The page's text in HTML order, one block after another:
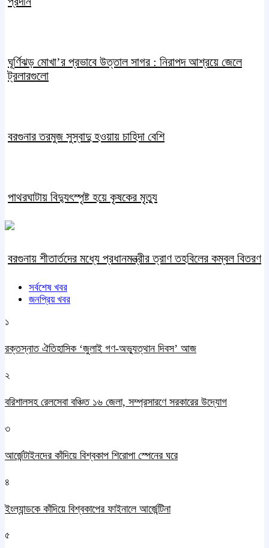
ঘূর্ণিঝড় মোখা’র প্রভাবে উত্তাল সাগর : নিরাপদ আশ্রয়ে জেলে
ট্রলারগুলো
বরগুনার তরমুজ সুস্বাদু হওয়ায় চাহিদা বেশি
পাথরঘাটায় বিদ্যুৎস্পৃষ্ট হয়ে কৃষকের মৃত্যু
বরগুনায় শীতার্তদের মধ্যে প্রধানমন্ত্রীর ত্রাণ তহবিলের কম্বল বিতরণ
সর্বশেষ খবর
জনপ্রিয় খবর
১
রক্তস্নাত ঐতিহাসিক ‌‘জুলাই গণ-অভ্যুত্থান দিবস’ আজ
২
বরিশালসহ রেলসেবা বঞ্চিত ১৬ জেলা, সম্প্রসারণে সরকারের উদ্যোগ
৩
আর্জেন্টাইনদের কাঁদিয়ে বিশ্বকাপ শিরোপা স্পেনের ঘরে
৪
ইংল্যান্ডকে কাঁদিয়ে বিশ্বকাপের ফাইনালে আর্জেন্টিনা
৫